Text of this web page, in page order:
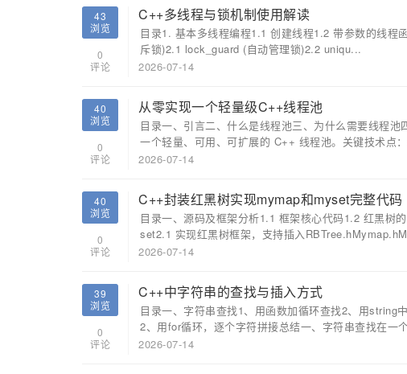
43
浏览
0
评论
C++多线程与锁机制使用解读
目录1. 基本多线程编程1.1 创建线程1.2 带参数的线
斥锁)2.1 lock_guard (自动管理锁)2.2 uniqu...
2026-07-14
40
浏览
0
评论
从零实现一个轻量级C++线程池
目录一、引言二、什么是线程池三、为什么需要线程
一个轻量、可用、可扩展的 C++ 线程池。关键技术点
2026-07-14
40
浏览
0
评论
C++封装红黑树实现mymap和myset完整代码
目录一、源码及框架分析1.1 框架核心代码1.2 红黑树
set2.1 实现红黑树框架，支持插入
2026-07-14
39
浏览
0
评论
C++中字符串的查找与插入方式
目录一、字符串查找1、用函数加循环查找2、用
2、用for循环，逐个字符拼接总结一、字符串查找在一
2026-07-14